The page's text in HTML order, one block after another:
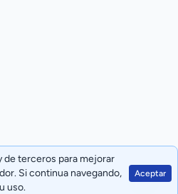
de terceros para mejorar
Si continua navegando,
uso.
Aceptar